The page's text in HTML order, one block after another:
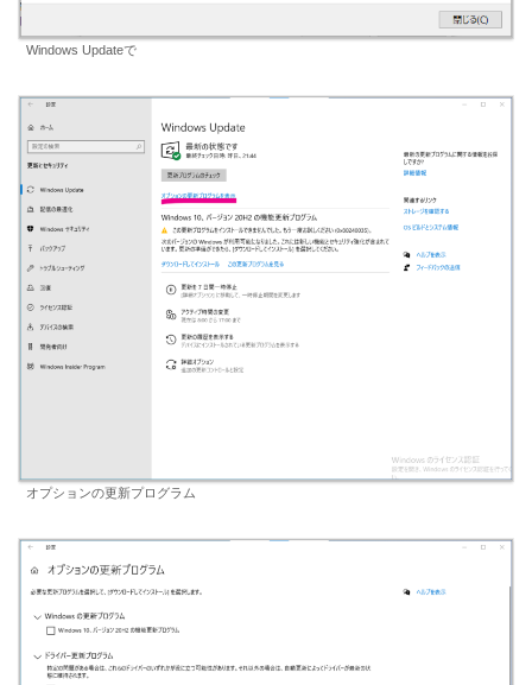
Windows Updateで
オプションの更新プログラム